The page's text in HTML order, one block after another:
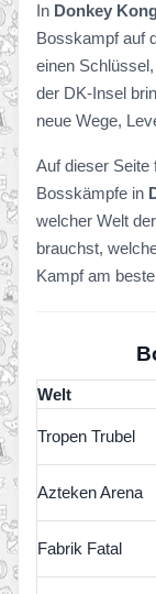
In Donkey
Bosskampf auf
einen
der DK-Insel
neue Wege,
Auf dieser Seite
Bosskämpfe in
welcher Welt
brauchst,
Kampf am
Welt
Tropen Trubel
Azteken Arena
Fabrik Fatal